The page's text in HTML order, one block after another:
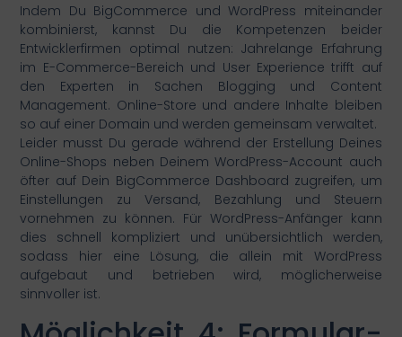
Indem Du BigCommerce und WordPress miteinander
kombinierst, kannst Du die Kompetenzen beider
Entwicklerfirmen optimal nutzen: Jahrelange Erfahrung
im E-Commerce-Bereich und User Experience trifft auf
den Experten in Sachen Blogging und Content
Management. Online-Store und andere Inhalte bleiben
so auf einer Domain und werden gemeinsam verwaltet.
Leider musst Du gerade während der Erstellung Deines
Online-Shops neben Deinem WordPress-Account auch
öfter auf Dein BigCommerce Dashboard zugreifen, um
Einstellungen zu Versand, Bezahlung und Steuern
vornehmen zu können. Für WordPress-Anfänger kann
dies schnell kompliziert und unübersichtlich werden,
sodass hier eine Lösung, die allein mit WordPress
aufgebaut und betrieben wird, möglicherweise
sinnvoller ist.